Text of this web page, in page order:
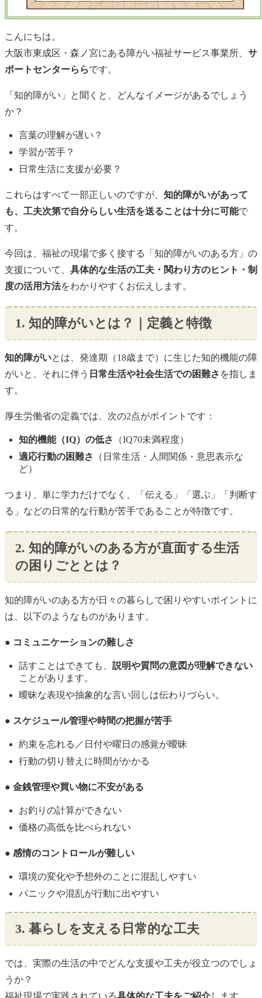
こんにちは。
大阪市東成区・森ノ宮にある障がい福祉サービス事業所、 サ
ポートセンターららです。
「知的障がい」と聞くと、どんなイメージがあるでしょう
か？
言葉の理解が遅い？
学習が苦手？
日常生活に支援が必要？
これらはすべて一部正しいのですが、 知的障がいがあって
も、工夫次第で自分らしい生活を送ることは十分に可能で
す。
今回は、福祉の現場で多く接する「知的障がいのある方」の
支援について、 具体的な生活の工夫・関わり方のヒント・制
度の活用方法をわかりやすくお伝えします。
1. 知的障がいとは？｜定義と特徴
知的障がいとは、発達期（18歳まで）に生じた知的機能の障
がいと、それに伴う 日常生活や社会生活での困難さ を指しま
す。
厚生労働省の定義では、次の2点がポイントです：
知的機能（IQ）の低さ
（IQ70未満程度）
適応行動の困難さ
（日常生活・人間関係・意思表示な
ど）
つまり、単に学力だけでなく、「伝える」「選ぶ」「判断す
る」などの日常的な行動が苦手であることが特徴です。
2. 知的障がいのある方が直面する生活
の困りごととは？
知的障がいのある方が日々の暮らしで困りやすいポイントに
は、以下のようなものがあります。
● コミュニケーションの難しさ
話すことはできても、 説明や質問の意図が理解できない
ことがあります。
曖昧な表現や抽象的な言い回しは伝わりづらい。
● スケジュール管理や時間の把握が苦手
約束を忘れる／日付や曜日の感覚が曖昧
行動の切り替えに時間がかかる
● 金銭管理や買い物に不安がある
お釣りの計算ができない
価格の高低を比べられない
● 感情のコントロールが難しい
環境の変化や予想外のことに混乱しやすい
パニックや混乱が行動に出やすい
3. 暮らしを支える日常的な工夫
では、実際の生活の中でどんな支援や工夫が役立つのでしょ
うか？